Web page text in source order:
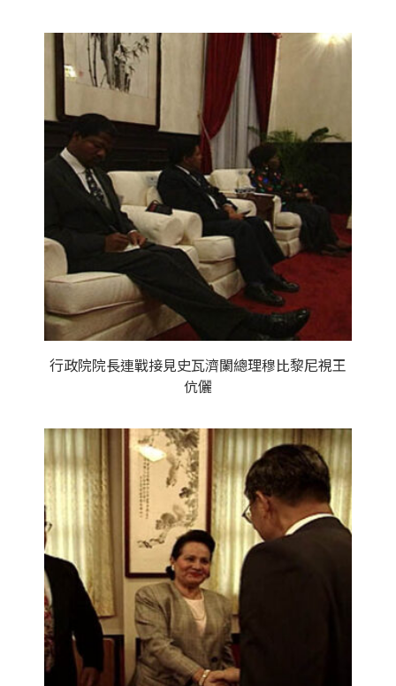
行政院院長連戰接見史瓦濟闌總理穆比黎尼視王
伉儷